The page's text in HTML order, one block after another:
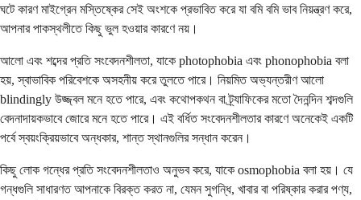
ঘটে কারণ মাইগ্রেন মস্তিষ্কের সেই অংশকে প্রভাবিত করে যা বমি বমি ভাব নিয়ন্ত্রণ করে,
আপনার পাকস্থলীতে কিছু ভুল হওয়ার কারণে নয়।
আলো এবং শব্দের প্রতি সংবেদনশীলতা, যাকে photophobia এবং phonophobia বলা
হয়, স্বাভাবিক পরিবেশকে অসহনীয় করে তুলতে পারে। নিয়মিত অভ্যন্তরীণ আলো
blindingly উজ্জ্বল মনে হতে পারে, এবং কথোপকথন বা ট্র্যাফিকের মতো দৈনন্দিন শব্দগুলি
বেদনাদায়কভাবে জোরে মনে হতে পারে। এই বর্ধিত সংবেদনশীলতার কারণে অনেকেই একটি
পর্বে স্বয়ংক্রিয়ভাবে অন্ধকার, শান্ত স্থানগুলির সন্ধান করেন।
কিছু লোক গন্ধের প্রতি সংবেদনশীলতাও অনুভব করে, যাকে osmophobia বলা হয়। যে
গন্ধগুলি সাধারণত আপনাকে বিরক্ত করত না, যেমন সুগন্ধি, খাবার বা পরিষ্কার করার পণ্য,